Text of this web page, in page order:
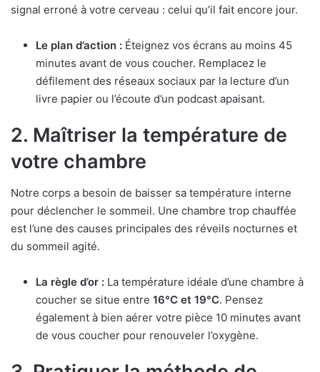
signal erroné à votre cerveau : celui qu’il fait encore jour.
Le plan d’action : Éteignez vos écrans au moins 45
minutes avant de vous coucher. Remplacez le
défilement des réseaux sociaux par la lecture d’un
livre papier ou l’écoute d’un podcast apaisant.
2. Maîtriser la température de
votre chambre
Notre corps a besoin de baisser sa température interne
pour déclencher le sommeil. Une chambre trop chauffée
est l’une des causes principales des réveils nocturnes et
du sommeil agité.
La règle d’or : La température idéale d’une chambre à
coucher se situe entre 16°C et 19°C. Pensez
également à bien aérer votre pièce 10 minutes avant
de vous coucher pour renouveler l’oxygène.